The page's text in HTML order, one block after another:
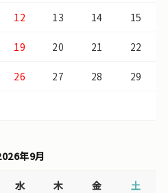
12 13 14 15
19 20 21 22
26 27 28 29
年9月
水 木 金 土